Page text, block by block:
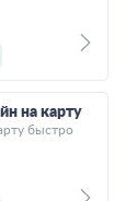
на карту
быстро